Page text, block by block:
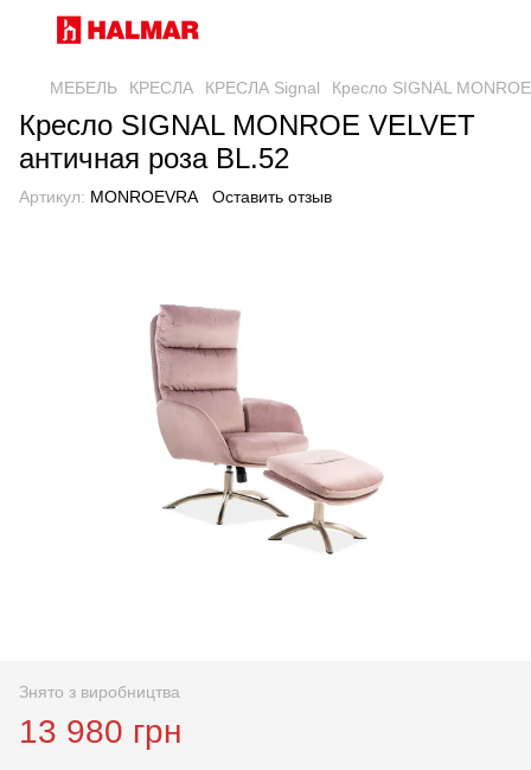
МЕБЕЛЬ КРЕСЛА КРЕСЛА Signal Кресло SIGNAL
Кресло SIGNAL MONROE VELVET
античная роза BL.52
Артикул: MONROEVRA Оставить отзыв
Знято з виробництва
13 980 грн